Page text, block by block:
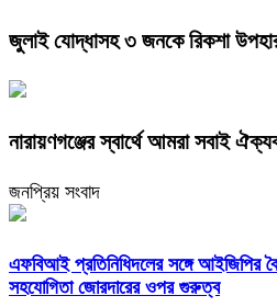
জুলাই যোদ্ধাসহ ৩ জনকে রিকশা উপহার
নারায়ণগঞ্জের স্বার্থে আমরা সবাই
জনপ্রিয় সংবাদ
এফবিআই প্রতিনিধিদলের সঙ্গে আইজিপির
সহযোগিতা জোরদারের ওপর গুরুত্ব